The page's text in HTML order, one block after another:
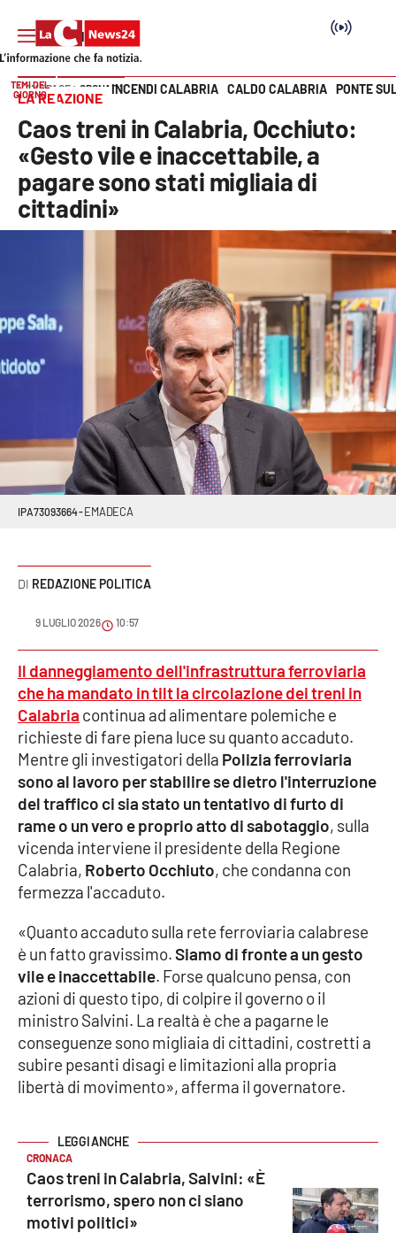
SEZIONI
Cronaca
Politica
Economia e lavoro
Italia Mondo
Sport
Cultura
Meteo
VIDEO
Ambiente
Cronaca
Cultura
Economia e Lavoro
Politica
Sanità
Società
Sport
Good Morning Vietnam
Parchi Marini Calabria
Vai
TEMI DEL
GIORNO
INCENDI CALABRIA CALDO CALABRIA PONTE
HOME PAGE CRONACA
LA REAZIONE
Caos treni in Calabria, Occhiuto:
«Gesto vile e inaccettabile, a
pagare sono stati migliaia di
cittadini»
IPA73093664 -EMADECA
REDAZIONE POLITICA
9 LUGLIO 2026 10:57
Il danneggiamento dell'infrastruttura ferroviaria
che ha mandato in tilt la circolazione dei treni in
Calabria continua ad alimentare polemiche e
richieste di fare piena luce su quanto accaduto.
Mentre gli investigatori della Polizia ferroviaria
sono al lavoro per stabilire se dietro l'interruzione
del traffico ci sia stato un tentativo di furto di
rame o un vero e proprio atto di sabotaggio, sulla
vicenda interviene il presidente della Regione
Calabria, Roberto Occhiuto, che condanna con
fermezza l'accaduto.
«Quanto accaduto sulla rete ferroviaria calabrese
è un fatto gravissimo.Siamo di fronte a un gesto
vile e inaccettabile. Forse qualcuno pensa, con
azioni di questo tipo, di colpire il governo o il
ministro Salvini. La realtà è che a pagarne le
conseguenze sono migliaia di cittadini, costretti a
subire pesanti disagi e limitazioni alla propria
libertà di movimento», afferma il governatore.
CRONACA
Caos treni in Calabria, Salvini: «È
terrorismo, spero non ci siano
motivi politici»